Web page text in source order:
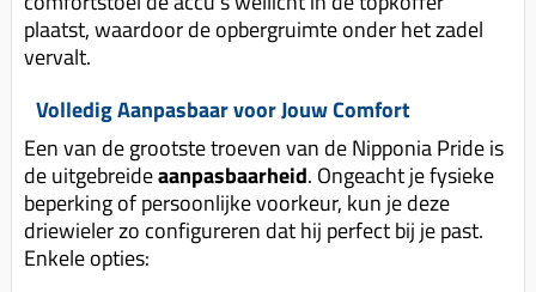
plaatst, waardoor de opbergruimte onder het zadel
vervalt.
Volledig Aanpasbaar voor Jouw Comfort
Een van de grootste troeven van de Nipponia Pride is
de uitgebreideaanpasbaarheid. Ongeacht je fysieke
beperking of persoonlijke voorkeur, kun je deze
driewieler zo configureren dat hij perfect bij je past.
Enkele opties: